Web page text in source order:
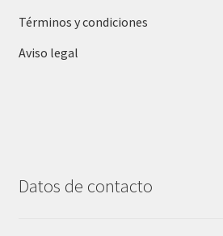
Términos y condiciones
Aviso legal
Datos de contacto